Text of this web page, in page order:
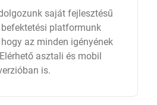
saját fejlesztésű
platformunk
az minden igényének
asztali és mobil
is.